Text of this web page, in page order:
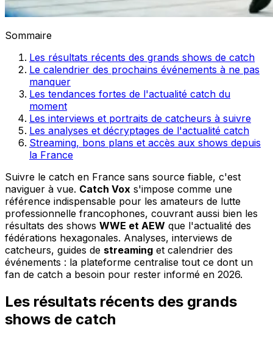
Sommaire
Les résultats récents des grands shows de catch
Le calendrier des prochains événements à ne pas
manquer
Les tendances fortes de l'actualité catch du
moment
Les interviews et portraits de catcheurs à suivre
Les analyses et décryptages de l'actualité catch
Streaming, bons plans et accès aux shows depuis
la France
Suivre le catch en France sans source fiable, c'est
naviguer à vue. Catch Vox s'impose comme une
référence indispensable pour les amateurs de lutte
professionnelle francophones, couvrant aussi bien les
résultats des shows WWE et AEW que l'actualité des
fédérations hexagonales. Analyses, interviews de
catcheurs, guides de streaming et calendrier des
événements : la plateforme centralise tout ce dont un
fan de catch a besoin pour rester informé en 2026.
Les résultats récents des grands
shows de catch